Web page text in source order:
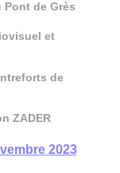
Pont de Grès
et
de
ZADER
2023